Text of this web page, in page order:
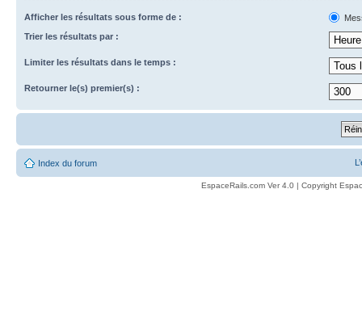
Afficher les résultats sous forme de :
Trier les résultats par :
Limiter les résultats dans le temps :
Retourner le(s) premier(s) :
Index du forum
EspaceRails.com Ver 4.0 | Copyright